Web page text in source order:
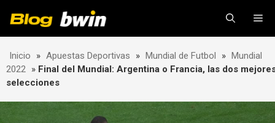
Inicio » Apuestas Deportivas » Mundial de Futbol » Mundial
2022 » Final del Mundial: Argentina o Francia, las dos
selecciones